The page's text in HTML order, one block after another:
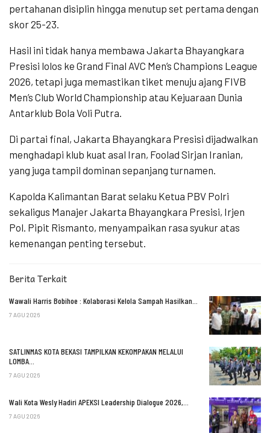
pertahanan disiplin hingga menutup set pertama dengan
skor 25-23.
Hasil ini tidak hanya membawa Jakarta Bhayangkara
Presisi lolos ke Grand Final AVC Men’s Champions League
2026, tetapi juga memastikan tiket menuju ajang FIVB
Men’s Club World Championship atau Kejuaraan Dunia
Antarklub Bola Voli Putra.
Di partai final, Jakarta Bhayangkara Presisi dijadwalkan
menghadapi klub kuat asal Iran, Foolad Sirjan Iranian,
yang juga tampil dominan sepanjang turnamen.
Kapolda Kalimantan Barat selaku Ketua PBV Polri
sekaligus Manajer Jakarta Bhayangkara Presisi, Irjen
Pol. Pipit Rismanto, menyampaikan rasa syukur atas
kemenangan penting tersebut.
Berita Terkait
Wawali Harris Bobihoe : Kolaborasi Kelola Sampah Hasilkan…
7 AGU 2026
SATLINMAS KOTA BEKASI TAMPILKAN KEKOMPAKAN MELALUI
LOMBA…
7 AGU 2026
Wali Kota Wesly Hadiri APEKSI Leadership Dialogue 2026,…
7 AGU 2026